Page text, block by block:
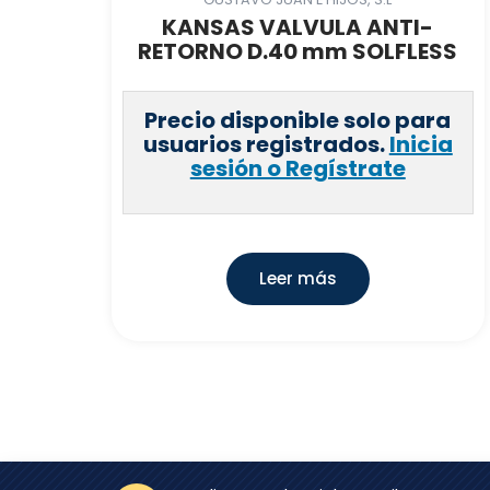
KANSAS VALVULA ANTI-
RETORNO D.40 mm SOLFLESS
Precio disponible solo para
usuarios registrados.Inicia
sesión o Regístrate
Leer más